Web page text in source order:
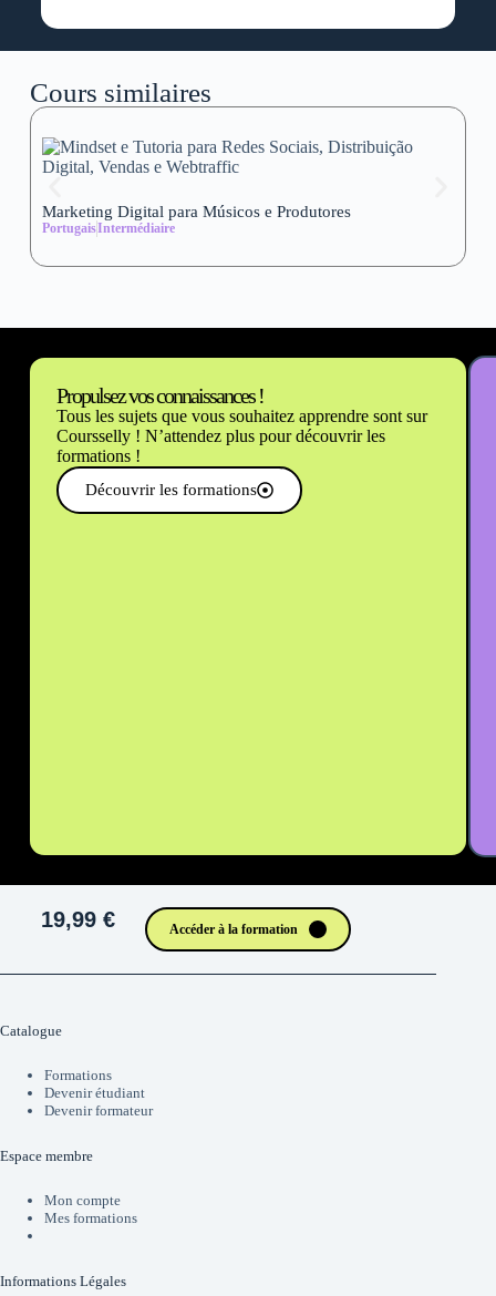
Cours similaires
Marketing Digital para Músicos e Produtores
PortugaisIntermédiaire
Propulsez vos connaissances !
Tous les sujets que vous souhaitez apprendre sont sur
Coursselly ! N’attendez plus pour découvrir les
formations !
Découvrir les formations
19,99 € Accéder à la formation
Catalogue
Formations
Devenir étudiant
Devenir formateur
Espace membre
Mon compte
Mes formations
Informations Légales